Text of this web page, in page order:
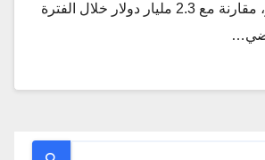
إلى 3.4 مليار دولار، مقارنة مع 2.3 مليار دولار خلال الفترة